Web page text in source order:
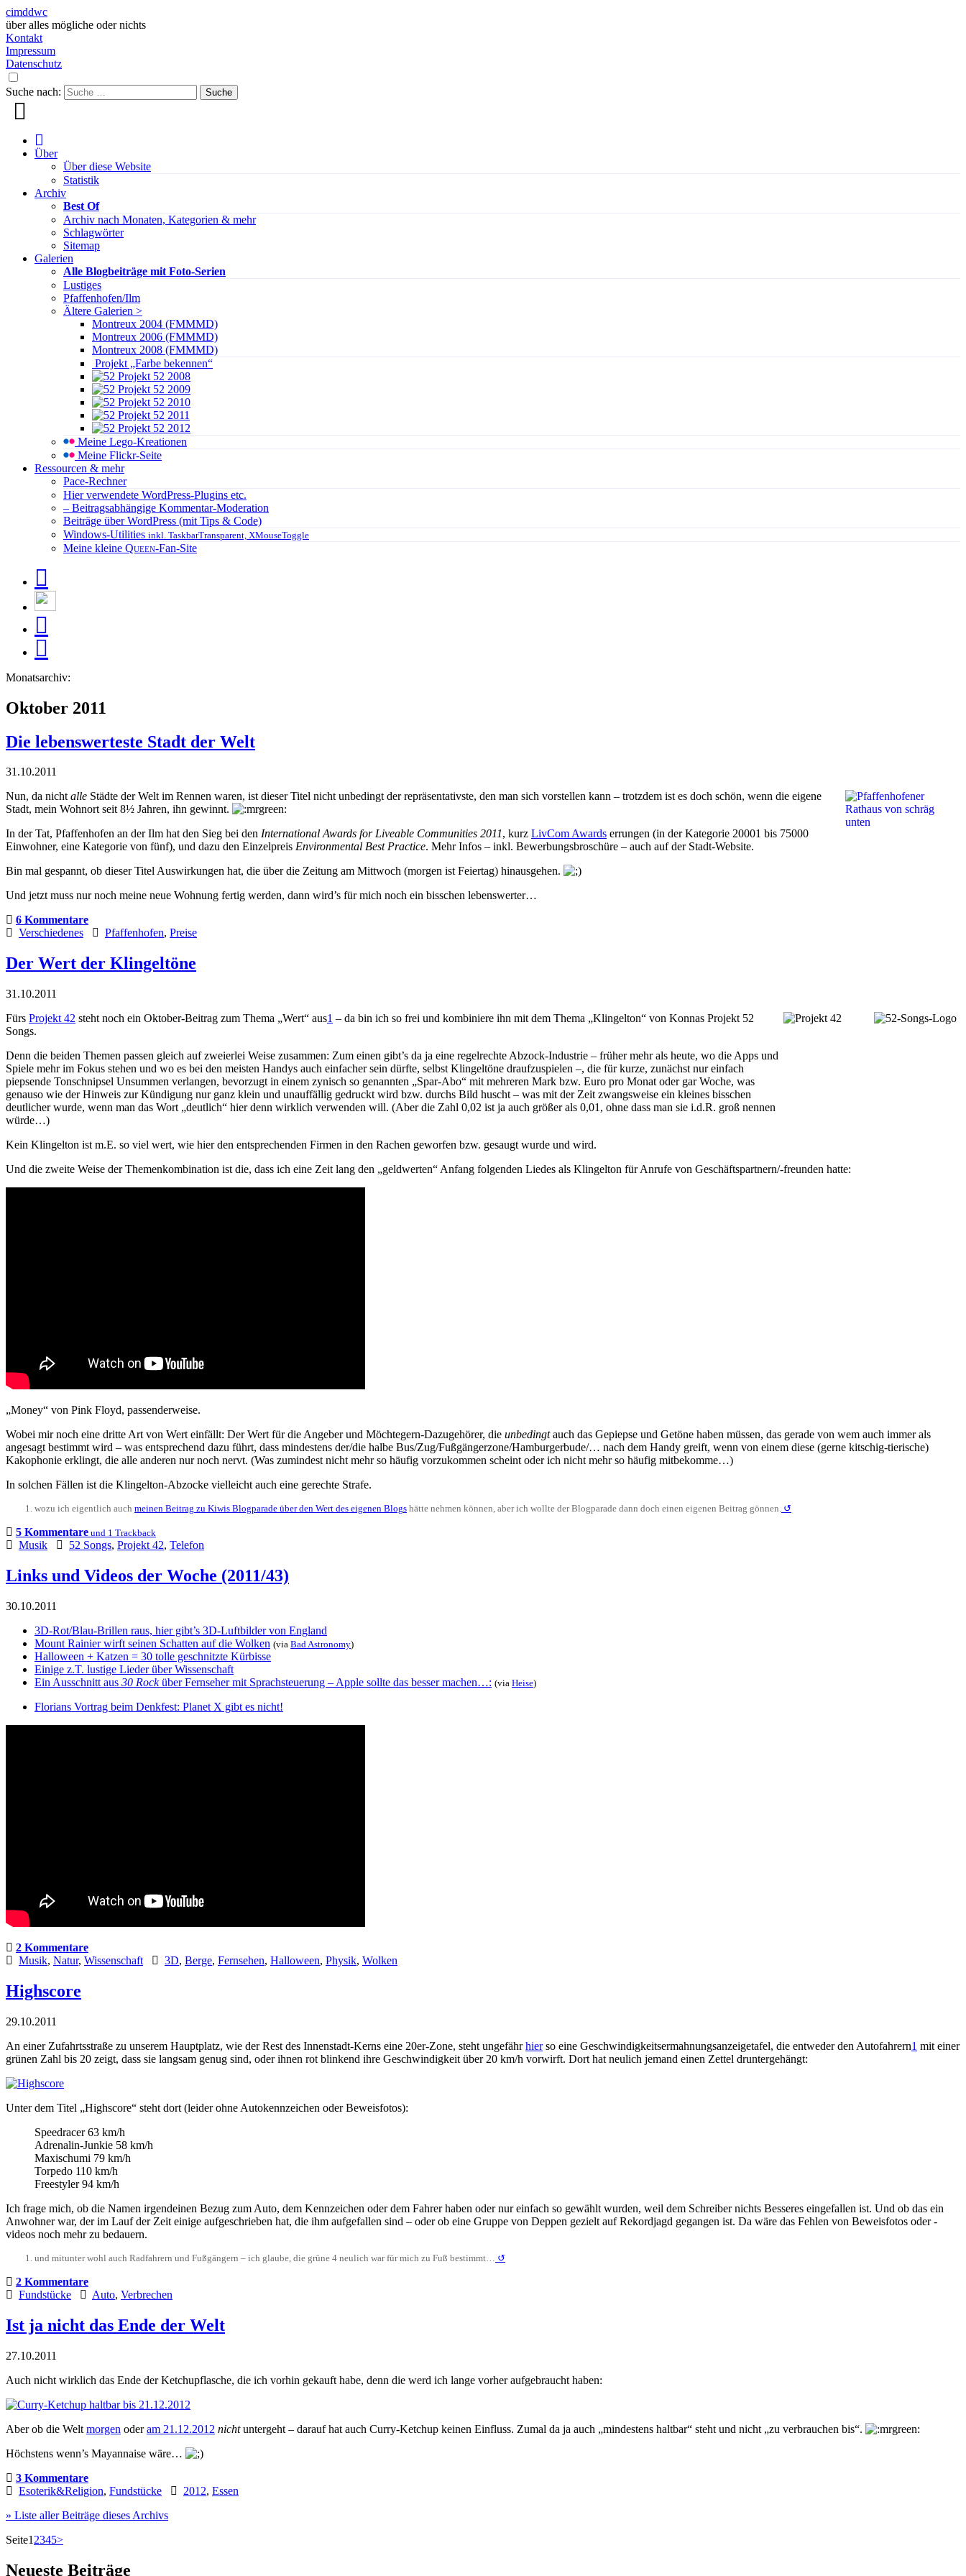
cimddwc
über alles mögliche oder nichts
Kontakt
Impressum
Datenschutz
Suche nach:
Über
Über diese Website
Statistik
Archiv
Best Of
Archiv nach Monaten, Kategorien & mehr
Schlagwörter
Sitemap
Galerien
Alle Blogbeiträge mit Foto-Serien
Lustiges
Pfaffenhofen/Ilm
Ältere Galerien >
Montreux 2004 (FMMMD)
Montreux 2006 (FMMMD)
Montreux 2008 (FMMMD)
Projekt „Farbe bekennen“
Projekt 52 2008
Projekt 52 2009
Projekt 52 2010
Projekt 52 2011
Projekt 52 2012
Meine Lego-Kreationen
Meine Flickr-Seite
Ressourcen & mehr
Pace-Rechner
Hier verwendete WordPress-Plugins etc.
– Beitragsabhängige Kommentar-Moderation
Beiträge über WordPress (mit Tips & Code)
Windows-Utilities inkl. TaskbarTransparent, XMouseToggle
Meine kleine Queen-Fan-Site
Monatsarchiv:
Oktober 2011
Die lebenswerteste Stadt der Welt
31.10.2011
Nun, da nichtalle Städte der Welt im Rennen waren, ist dieser Titel nicht unbedingt der repräsentativste, den man sich vorstellen kann – trotzdem ist es doch schön, wenn die eigene
Stadt, mein Wohnort seit 8½ Jahren, ihn gewinnt.
In der Tat, Pfaffenhofen an der Ilm hat den Sieg bei den International Awards for Liveable Communities 2011, kurz LivCom Awards errungen (in der Kategorie 20001 bis 75000
Einwohner, eine Kategorie von fünf), und dazu den Einzelpreis Environmental Best Practice. Mehr Infos – inkl. Bewerbungsbroschüre – auch auf der Stadt-Website.
Bin mal gespannt, ob dieser Titel Auswirkungen hat, die über die Zeitung am Mittwoch (morgen ist Feiertag) hinausgehen.
Und jetzt muss nur noch meine neue Wohnung fertig werden, dann wird’s für mich noch ein bisschen lebenswerter…
6 Kommentare
Verschiedenes
Pfaffenhofen, Preise
Der Wert der Klingeltöne
31.10.2011
Fürs Projekt 42 steht noch ein Oktober-Beitrag zum Thema „Wert“ aus1 – da bin ich so frei und kombiniere ihn mit dem Thema „Klingelton“ von Konnas Projekt 52
Songs.
Denn die beiden Themen passen gleich auf zweierlei Weise zusammen: Zum einen gibt’s da ja eine regelrechte Abzock-Industrie – früher mehr als heute, wo die Apps und
Spiele mehr im Fokus stehen und wo es bei den meisten Handys auch einfacher sein dürfte, selbst Klingeltöne draufzuspielen –, die für kurze, zunächst nur einfach
piepsende Tonschnipsel Unsummen verlangen, bevorzugt in einem zynisch so genannten „Spar-Abo“ mit mehreren Mark bzw. Euro pro Monat oder gar Woche, was
genauso wie der Hinweis zur Kündigung nur ganz klein und unauffällig gedruckt wird bzw. durchs Bild huscht – was mit der Zeit zwangsweise ein kleines bisschen
deutlicher wurde, wenn man das Wort „deutlich“ hier denn wirklich verwenden will. (Aber die Zahl 0,02 ist ja auch größer als 0,01, ohne dass man sie i.d.R. groß nennen
würde…)
Kein Klingelton ist m.E. so viel wert, wie hier den entsprechenden Firmen in den Rachen geworfen bzw. gesaugt wurde und wird.
Und die zweite Weise der Themenkombination ist die, dass ich eine Zeit lang den „geldwerten“ Anfang folgenden Liedes als Klingelton für Anrufe von Geschäftspartnern/-freunden hatte:
„Money“ von Pink Floyd, passenderweise.
Wobei mir noch eine dritte Art von Wert einfällt: Der Wert für die Angeber und Möchtegern-Dazugehörer, die unbedingtauch das Gepiepse und Getöne haben müssen, das gerade von wem auch immer als
angesagt bestimmt wird – was entsprechend dazu führt, dass mindestens der/die halbe Bus/Zug/Fußgängerzone/Hamburgerbude/… nach dem Handy greift, wenn von einem diese (gerne kitschig-tierische)
Kakophonie erklingt, die alle anderen nur noch nervt. (Was zumindest nicht mehr so häufig vorzukommen scheint oder ich nicht mehr so häufig mitbekomme…)
In solchen Fällen ist die Klingelton-Abzocke vielleicht auch eine gerechte Strafe.
wozu ich eigentlich auch meinen Beitrag zu Kiwis Blogparade über den Wert des eigenen Blogs hätte nehmen können, aber ich wollte der Blogparade dann doch einen eigenen Beitrag gönnen. ↺
5 Kommentare und 1 Trackback
Musik 52 Songs, Projekt 42, Telefon
Links und Videos der Woche (2011/43)
30.10.2011
3D-Rot/Blau-Brillen raus, hier gibt’s 3D-Luftbilder von England
Mount Rainier wirft seinen Schatten auf die Wolken (via Bad Astronomy)
Halloween + Katzen = 30 tolle geschnitzte Kürbisse
Einige z.T. lustige Lieder über Wissenschaft
Ein Ausschnitt aus 30 Rocküber Fernseher mit Sprachsteuerung – Apple sollte das besser machen…: (via Heise)
Florians Vortrag beim Denkfest: Planet X gibt es nicht!
2 Kommentare
Musik, Natur, Wissenschaft 3D, Berge, Fernsehen, Halloween, Physik, Wolken
Highscore
29.10.2011
An einer Zufahrtsstraße zu unserem Hauptplatz, wie der Rest des Innenstadt-Kerns eine 20er-Zone, steht ungefährhierso eine Geschwindigkeits­ermahnungs­anzeige­tafel, die entweder den Autofahrern1 mit einer
grünen Zahl bis 20 zeigt, dass sie langsam genug sind, oder ihnen rot blinkend ihre Geschwindigkeit über 20 km/h vorwirft. Dort hat neulich jemand einen Zettel druntergehängt:
Unter dem Titel „Highscore“ steht dort (leider ohne Autokennzeichen oder Beweisfotos):
Speedracer 63 km/h
Adrenalin-Junkie 58 km/h
Maxischumi 79 km/h
Torpedo 110 km/h
Freestyler 94 km/h
Ich frage mich, ob die Namen irgendeinen Bezug zum Auto, dem Kennzeichen oder dem Fahrer haben oder nur einfach so gewählt wurden, weil dem Schreiber nichts Besseres eingefallen ist. Und ob das ein
Anwohner war, der im Lauf der Zeit einige aufgeschrieben hat, die ihm aufgefallen sind – oder ob eine Gruppe von Deppen gezielt auf Rekordjagd gegangen ist. Da wäre das Fehlen von Beweisfotos oder -
videos noch mehr zu bedauern.
und mitunter wohl auch Radfahrern und Fußgängern – ich glaube, die grüne 4 neulich war für mich zu Fuß bestimmt… ↺
2 Kommentare
Fundstücke
Auto, Verbrechen
Ist ja nicht das Ende der Welt
27.10.2011
Auch nicht wirklich das Ende der Ketchupflasche, die ich vorhin gekauft habe, denn die werd ich lange vorher aufgebraucht haben:
Aber ob die Welt morgen oderam 21.12.2012 nichtuntergeht – darauf hat auch Curry-Ketchup keinen Einfluss. Zumal da ja auch „mindestens haltbar“ steht und nicht „zu verbrauchen bis“.
Höchstens wenn’s Mayannaise wäre…
3 Kommentare
Esoterik&Religion, Fundstücke 2012, Essen
» Liste aller Beiträge dieses Archivs
Seite1 2345>
Neueste Beiträge